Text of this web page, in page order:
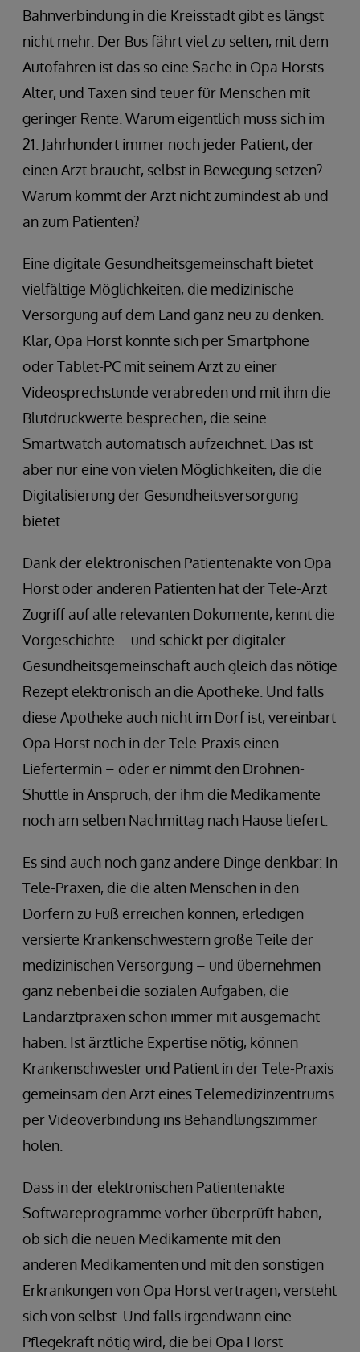
Bahnverbindung in die Kreisstadt gibt es längst
nicht mehr. Der Bus fährt viel zu selten, mit dem
Autofahren ist das so eine Sache in Opa Horsts
Alter, und Taxen sind teuer für Menschen mit
geringer Rente. Warum eigentlich muss sich im
21. Jahrhundert immer noch jeder Patient, der
einen Arzt braucht, selbst in Bewegung setzen?
Warum kommt der Arzt nicht zumindest ab und
an zum Patienten?
Eine digitale Gesundheitsgemeinschaft bietet
vielfältige Möglichkeiten, die medizinische
Versorgung auf dem Land ganz neu zu denken.
Klar, Opa Horst könnte sich per Smartphone
oder Tablet-PC mit seinem Arzt zu einer
Videosprechstunde verabreden und mit ihm die
Blutdruckwerte besprechen, die seine
Smartwatch automatisch aufzeichnet. Das ist
aber nur eine von vielen Möglichkeiten, die die
Digitalisierung der Gesundheitsversorgung
bietet.
Dank der elektronischen Patientenakte von Opa
Horst oder anderen Patienten hat der Tele-Arzt
Zugriff auf alle relevanten Dokumente, kennt die
Vorgeschichte – und schickt per digitaler
Gesundheitsgemeinschaft auch gleich das nötige
Rezept elektronisch an die Apotheke. Und falls
diese Apotheke auch nicht im Dorf ist, vereinbart
Opa Horst noch in der Tele-Praxis einen
Liefertermin – oder er nimmt den Drohnen-
Shuttle in Anspruch, der ihm die Medikamente
noch am selben Nachmittag nach Hause liefert.
Es sind auch noch ganz andere Dinge denkbar: In
Tele-Praxen, die die alten Menschen in den
Dörfern zu Fuß erreichen können, erledigen
versierte Krankenschwestern große Teile der
medizinischen Versorgung – und übernehmen
ganz nebenbei die sozialen Aufgaben, die
Landarztpraxen schon immer mit ausgemacht
haben. Ist ärztliche Expertise nötig, können
Krankenschwester und Patient in der Tele-Praxis
gemeinsam den Arzt eines Telemedizinzentrums
per Videoverbindung ins Behandlungszimmer
holen.
Dass in der elektronischen Patientenakte
Softwareprogramme vorher überprüft haben,
ob sich die neuen Medikamente mit den
anderen Medikamenten und mit den sonstigen
Erkrankungen von Opa Horst vertragen, versteht
sich von selbst. Und falls irgendwann eine
Pflegekraft nötig wird, die bei Opa Horst